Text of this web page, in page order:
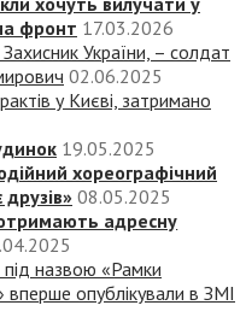
фронт 17.03.2026
України, – солдат
02.06.2025
у Києві, затримано
19.05.2025
хореографічний
08.05.2025
адресну
назвою «‎Рамки
вперше опублікували в ЗМІ